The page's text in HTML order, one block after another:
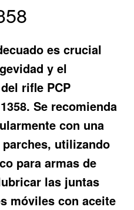
es crucial
y el
rifle PCP
Se recomienda
con una
utilizando
para armas de
las juntas
móviles con aceite